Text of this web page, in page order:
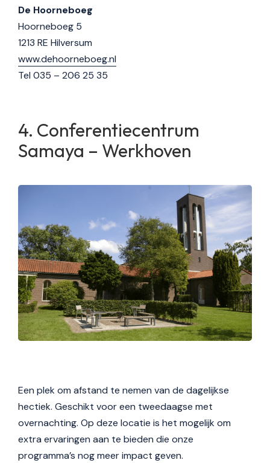
De Hoorneboeg
Hoorneboeg 5
1213 RE Hilversum
www.dehoorneboeg.nl
Tel 035 – 206 25 35
Conferentiecentrum
Samaya – Werkhoven
Een plek om afstand te nemen van de dagelijkse
hectiek. Geschikt voor een tweedaagse met
overnachting. Op deze locatie is het mogelijk om
extra ervaringen aan te bieden die onze
programma’s nog meer impact geven.